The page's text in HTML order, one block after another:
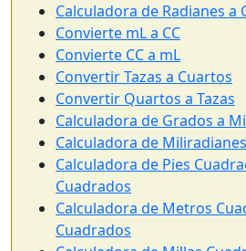
Calculadora de Radianes a
Convierte mL a CC
Convierte CC a mL
Convertir Tazas a Cuartos
Convertir Quartos a Tazas
Calculadora de Grados a
Calculadora de
Calculadora de Pies
Cuadrados
Calculadora de Metros
Cuadrados